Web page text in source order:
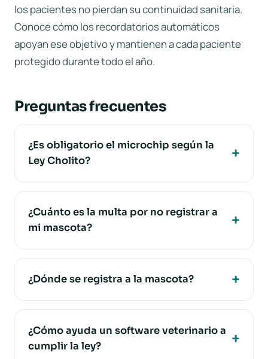
los pacientes no pierdan su continuidad sanitaria.
Conoce cómo losrecordatorios automáticos
apoyan ese objetivo y mantienen a cada paciente
protegido durante todo el año.
Preguntas frecuentes
¿Es obligatorio el microchip según la
Ley Cholito?
¿Cuánto es la multa por no registrar a
mi mascota?
¿Dónde se registra a la mascota?
¿Cómo ayuda un software veterinario a
cumplir la ley?